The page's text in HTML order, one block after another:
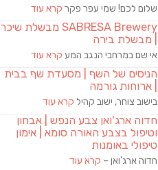
שלום לכם! שמי עפר פקר קרא עוד
SABRESA Brewery מבשלת שיכר
| מבשלת בירה
אי שם במרחבי הנגב המע קרא עוד
הניסים של השף | מסעדת שף בבית
| ארוחות גורמה
בישוב צוחר, ישוב קהיל קרא עוד
חדוה ארג'ואן צבע הנפש | אבחון
וטיפול בצבע האורה סומא | אימון
טיפולי באומנות
חדוה ארג'ואן – קרא עוד